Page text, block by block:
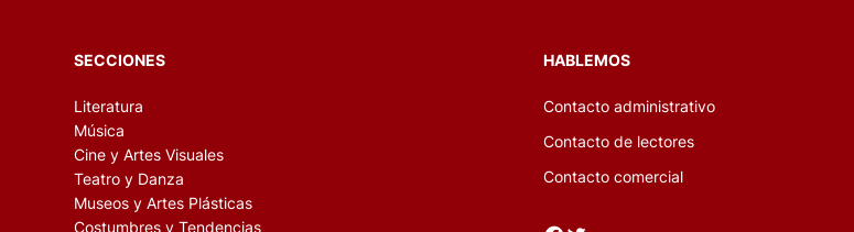
SECCIONES
Literatura
Música
Cine y Artes Visuales
Teatro y Danza
Museos y Artes Plásticas
Costumbres y Tendencias
HABLEMOS
Contacto administrativo
Contacto de lectores
Contacto comercial